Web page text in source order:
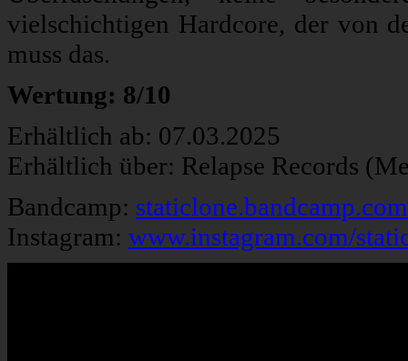
vielschichtigen Hardcore, der von
muss das.
Wertung: 8/10
Erhältlich ab: 07.03.2025
Erhältlich über: Relapse Records
Bandcamp: staticlone.bandcamp.com
Instagram: www.instagram.com/